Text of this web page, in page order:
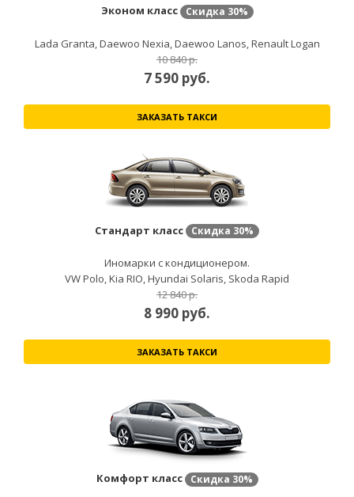
Эконом класс Скидка 30%
Lada Granta, Daewoo Nexia, Daewoo Lanos, Renault Logan
10 840 р.
7 590 руб.
ЗАКАЗАТЬ ТАКСИ
Стандарт класс Скидка 30%
Иномарки с кондиционером.
VW Polo, Kia RIO, Hyundai Solaris, Skoda Rapid
12 840 р.
8 990 руб.
ЗАКАЗАТЬ ТАКСИ
Комфорт класс Скидка 30%